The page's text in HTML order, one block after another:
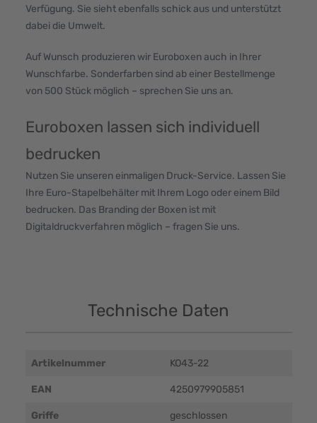
Verfügung. Sie sieht ebenfalls schick aus und unterstützt
dabei die Umwelt.
Auf Wunsch produzieren wir Euroboxen auch in Ihrer
Wunschfarbe. Sonderfarben sind ab einer Bestellmenge
von 500 Stück möglich – sprechen Sie uns an.
Euroboxen lassen sich individuell
bedrucken
Nutzen Sie unseren einmaligen Druck-Service. Lassen Sie
Ihre Euro-Stapelbehälter mit Ihrem Logo oder einem Bild
bedrucken. Das Branding der Boxen ist mit
Digitaldruckverfahren möglich – fragen Sie uns.
Technische Daten
Artikelnummer KO43-22
EAN 4250979905851
Griffe geschlossen